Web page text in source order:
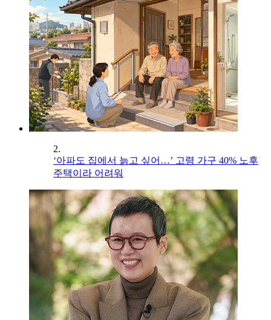
2.
‘아파도 집에서 늙고 싶어…’ 고령 가구 40% 노후
주택이라 어려워